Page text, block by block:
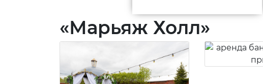
«Марьяж Холл»